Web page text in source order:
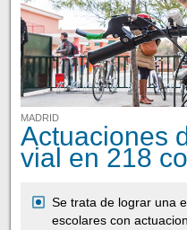
MADRID
Actuaciones
vial en 218
Se trata de lograr una
escolares con